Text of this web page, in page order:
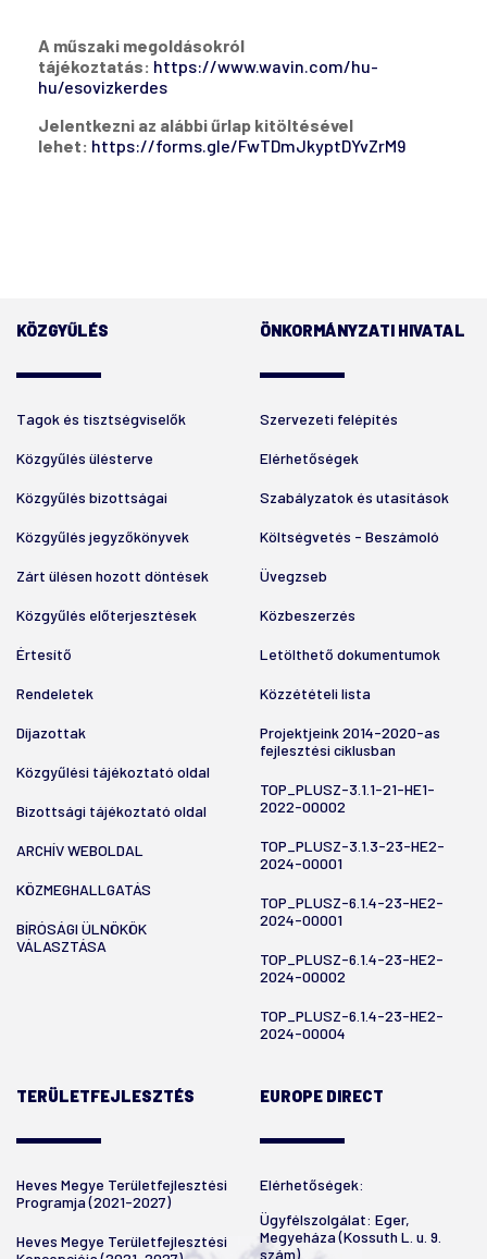
A műszaki megoldásokról
tájékoztatás: https://www.wavin.com/hu-
hu/esovizkerdes
Jelentkezni az alábbi űrlap kitöltésével
lehet: https://forms.gle/FwTDmJkyptDYvZrM9
KÖZGYŰLÉS
Tagok és tisztségviselők
Közgyűlés ülésterve
Közgyűlés bizottságai
Közgyűlés jegyzőkönyvek
Zárt ülésen hozott döntések
Közgyűlés előterjesztések
Értesítő
Rendeletek
Díjazottak
Közgyűlési tájékoztató oldal
Bizottsági tájékoztató oldal
ARCHÍV WEBOLDAL
KÖZMEGHALLGATÁS
BÍRÓSÁGI ÜLNÖKÖK
VÁLASZTÁSA
ÖNKORMÁNYZATI HIVATAL
Szervezeti felépítés
Elérhetőségek
Szabályzatok és utasítások
Költségvetés - Beszámoló
Üvegzseb
Közbeszerzés
Letölthető dokumentumok
Közzétételi lista
Projektjeink 2014-2020-as
fejlesztési ciklusban
TOP_PLUSZ-3.1.1-21-HE1-
2022-00002
TOP_PLUSZ-3.1.3-23-HE2-
2024-00001
TOP_PLUSZ-6.1.4-23-HE2-
2024-00001
TOP_PLUSZ-6.1.4-23-HE2-
2024-00002
TOP_PLUSZ-6.1.4-23-HE2-
2024-00004
TERÜLETFEJLESZTÉS
Heves Megye Területfejlesztési
Programja (2021-2027)
Heves Megye Területfejlesztési
EUROPE DIRECT
Elérhetőségek:
Ügyfélszolgálat: Eger,
Megyeháza (Kossuth L. u. 9.
szám)